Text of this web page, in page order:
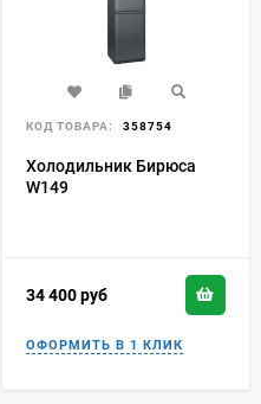
КОД ТОВАРА: 358754
Холодильник Бирюса
W149
34 400руб